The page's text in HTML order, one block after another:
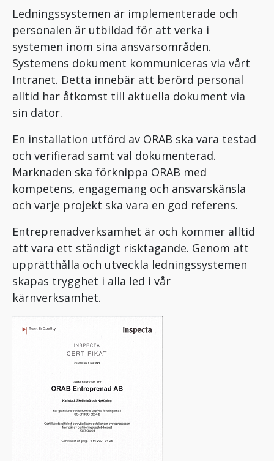
Ledningssystemen är implementerade och
personalen är utbildad för att verka i
systemen inom sina ansvarsområden.
Systemens dokument kommuniceras via vårt
Intranet. Detta innebär att berörd personal
alltid har åtkomst till aktuella dokument via
sin dator.
En installation utförd av ORAB ska vara testad
och verifierad samt väl dokumenterad.
Marknaden ska förknippa ORAB med
kompetens, engagemang och ansvarskänsla
och varje projekt ska vara en god referens.
Entreprenadverksamhet är och kommer alltid
att vara ett ständigt risktagande. Genom att
upprätthålla och utveckla ledningssystemen
skapas trygghet i alla led i vår
kärnverksamhet.